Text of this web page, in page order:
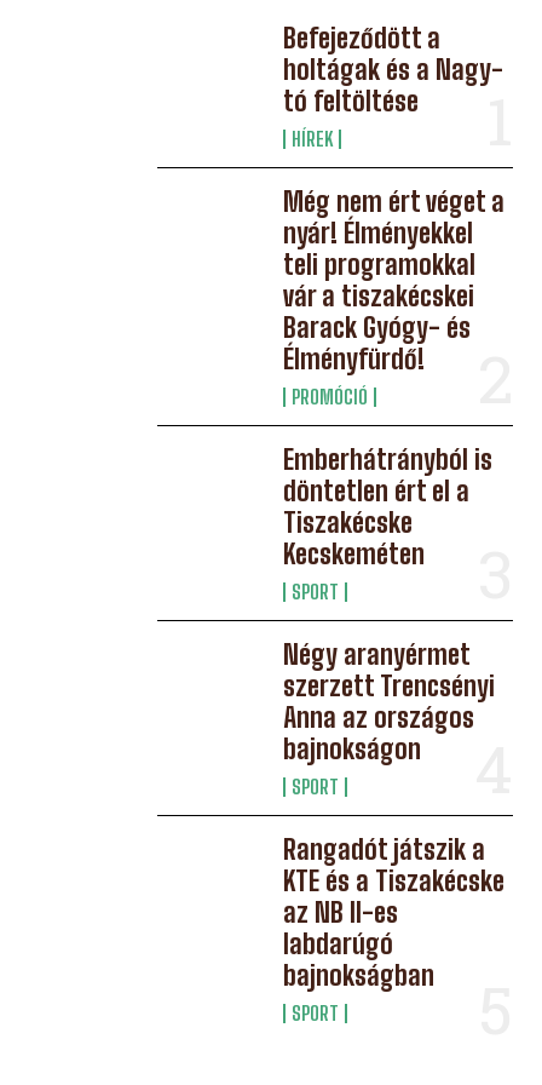
Befejeződött a
holtágak és a Nagy-
tó feltöltése
HÍREK
Még nem ért véget a
nyár! Élményekkel
teli programokkal
vár a tiszakécskei
Barack Gyógy- és
Élményfürdő!
PROMÓCIÓ
Emberhátrányból is
döntetlen ért el a
Tiszakécske
Kecskeméten
SPORT
Négy aranyérmet
szerzett Trencsényi
Anna az országos
bajnokságon
SPORT
Rangadót játszik a
KTE és a Tiszakécske
az NB II-es
labdarúgó
bajnokságban
SPORT